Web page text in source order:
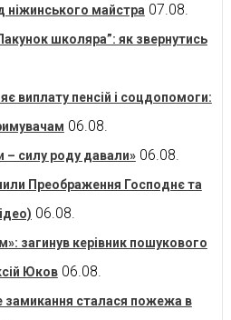
ніжинського майстра 07.08.
школяра”: як звернутись
виплату пенсій і соцдопомоги:
06.08.
– силу роду давали» 06.08.
Преображення Господнє та
06.08.
загинув керівник пошукового
Юков 06.08.
замикання сталася пожежа в